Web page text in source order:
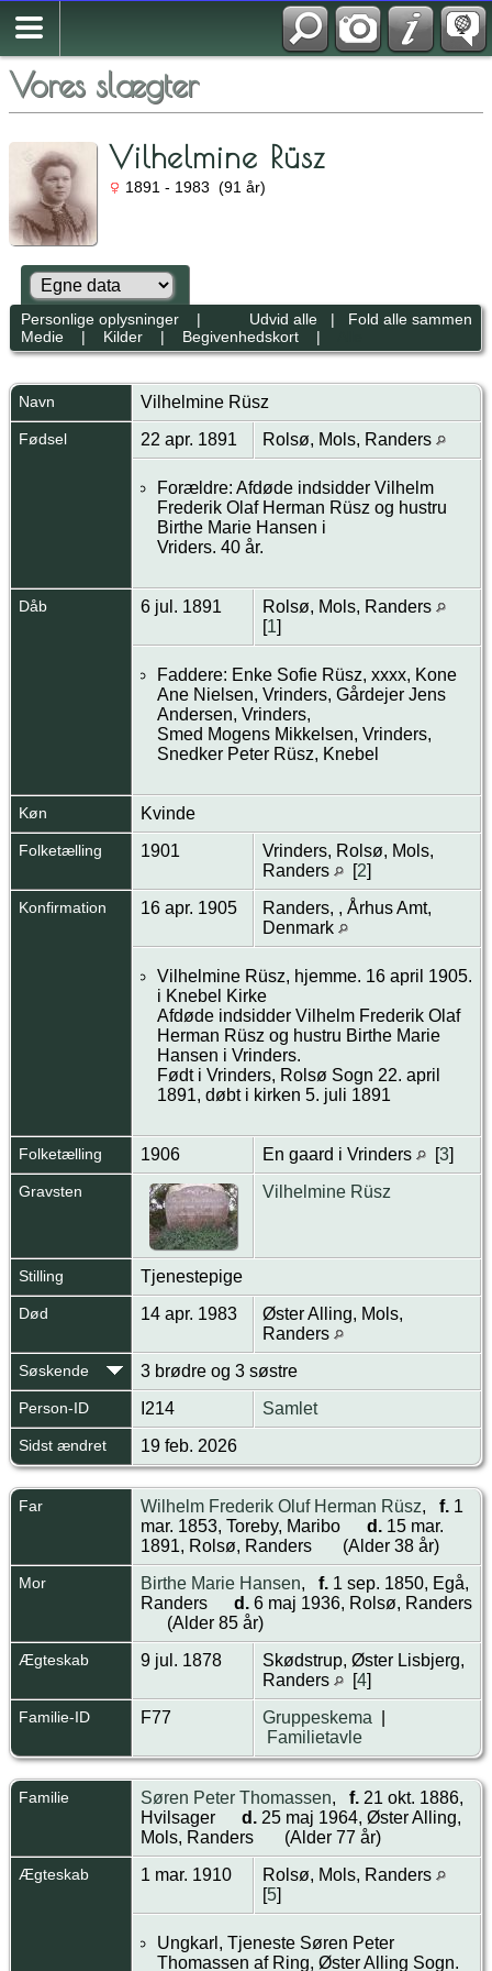
Vores slægter
Vilhelmine Rüsz
1891 - 1983 (91 år)
Udvid alle | Fold alle sammen
Personlige oplysninger|
Medie| Kilder| Begivenhedskort|
Navn Vilhelmine Rüsz
Fødsel 22 apr. 1891 Rolsø, Mols, Randers
Forældre: Afdøde indsidder Vilhelm
Frederik Olaf Herman Rüsz og hustru
Birthe Marie Hansen i
Vriders. 40 år.
Dåb 6 jul. 1891
Rolsø, Mols, Randers
[1]
Faddere: Enke Sofie Rüsz, xxxx, Kone
Ane Nielsen, Vrinders, Gårdejer Jens
Andersen, Vrinders,
Smed Mogens Mikkelsen, Vrinders,
Snedker Peter Rüsz, Knebel
Køn Kvinde
Folketælling 1901
Vrinders, Rolsø, Mols,
Randers
[2]
Konfirmation 16 apr. 1905
Randers, , Århus Amt,
Denmark
Vilhelmine Rüsz, hjemme. 16 april 1905.
i Knebel Kirke
Afdøde indsidder Vilhelm Frederik Olaf
Herman Rüsz og hustru Birthe Marie
Hansen i Vrinders.
Født i Vrinders, Rolsø Sogn 22. april
1891, døbt i kirken 5. juli 1891
Folketælling 1906 En gaard i Vrinders [3]
Gravsten Vilhelmine Rüsz
Stilling Tjenestepige
Død 14 apr. 1983
Øster Alling, Mols,
Randers
Søskende 3 brødre og 3 søstre
Person-ID I214 Samlet
Sidst ændret 19 feb. 2026
Far Wilhelm Frederik Oluf Herman Rüsz, f. 1
mar. 1853, Toreby, Maribo
d. 15 mar.
1891, Rolsø, Randers
(Alder 38 år)
Mor Birthe Marie Hansen, f. 1 sep. 1850, Egå,
Randers
d. 6 maj 1936, Rolsø, Randers
(Alder 85 år)
Ægteskab 9 jul. 1878
Skødstrup, Øster Lisbjerg,
Randers
[4]
Familie-ID F77 Gruppeskema
Familietavle
Familie Søren Peter Thomassen, f. 21 okt. 1886,
Hvilsager
d. 25 maj 1964, Øster Alling,
Mols, Randers
(Alder 77 år)
Ægteskab 1 mar. 1910
Rolsø, Mols, Randers
[5]
Ungkarl, Tjeneste Søren Peter
Thomassen af Ring, Øster Alling Sogn.